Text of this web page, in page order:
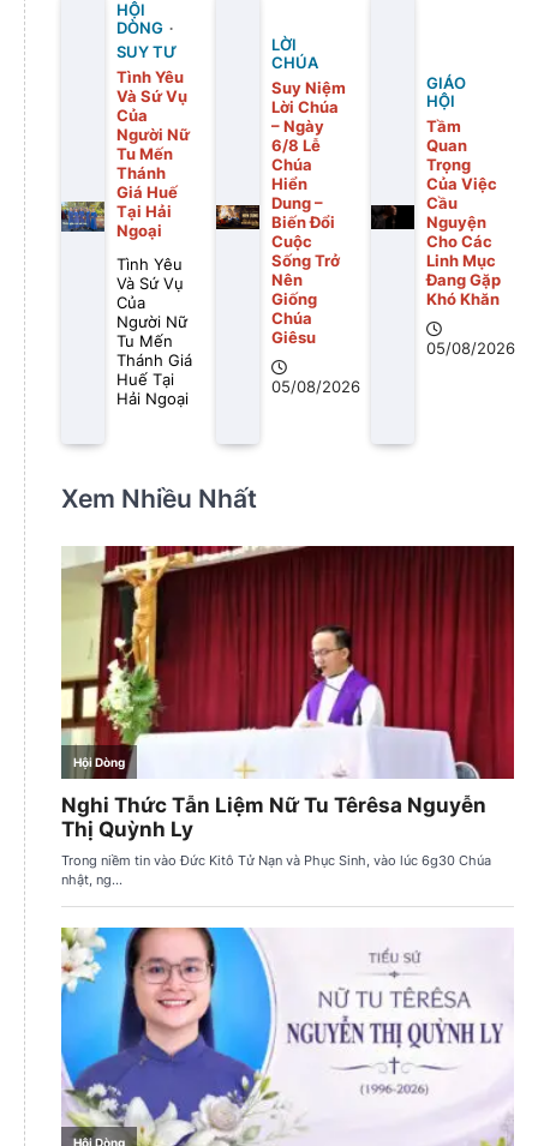
HỘI
DÒNG
SUY TƯ
Tình Yêu
Và Sứ Vụ
Của
Người Nữ
Tu Mến
Thánh
Giá Huế
Tại Hải
Ngoại
Tình Yêu
Và Sứ Vụ
Của
Người Nữ
Tu Mến
Thánh Giá
Huế Tại
Hải Ngoại
LỜI
CHÚA
Suy Niệm
Lời Chúa
– Ngày
6/8 Lễ
Chúa
Hiển
Dung –
Biến Đổi
Cuộc
Sống Trở
Nên
Giống
Chúa
Giêsu
05/08/2026
GIÁO
HỘI
Tầm
Quan
Trọng
Của Việc
Cầu
Nguyện
Cho Các
Linh Mục
Đang Gặp
Khó Khăn
05/08/2026
Xem Nhiều Nhất